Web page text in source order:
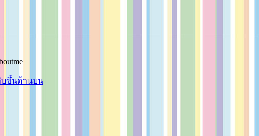
บขึ้นด้านบน